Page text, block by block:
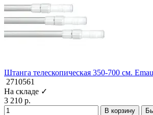
Штанга телескопическая 350-700 см.
2710561
На складе ✓
3 210 р.
В корзину